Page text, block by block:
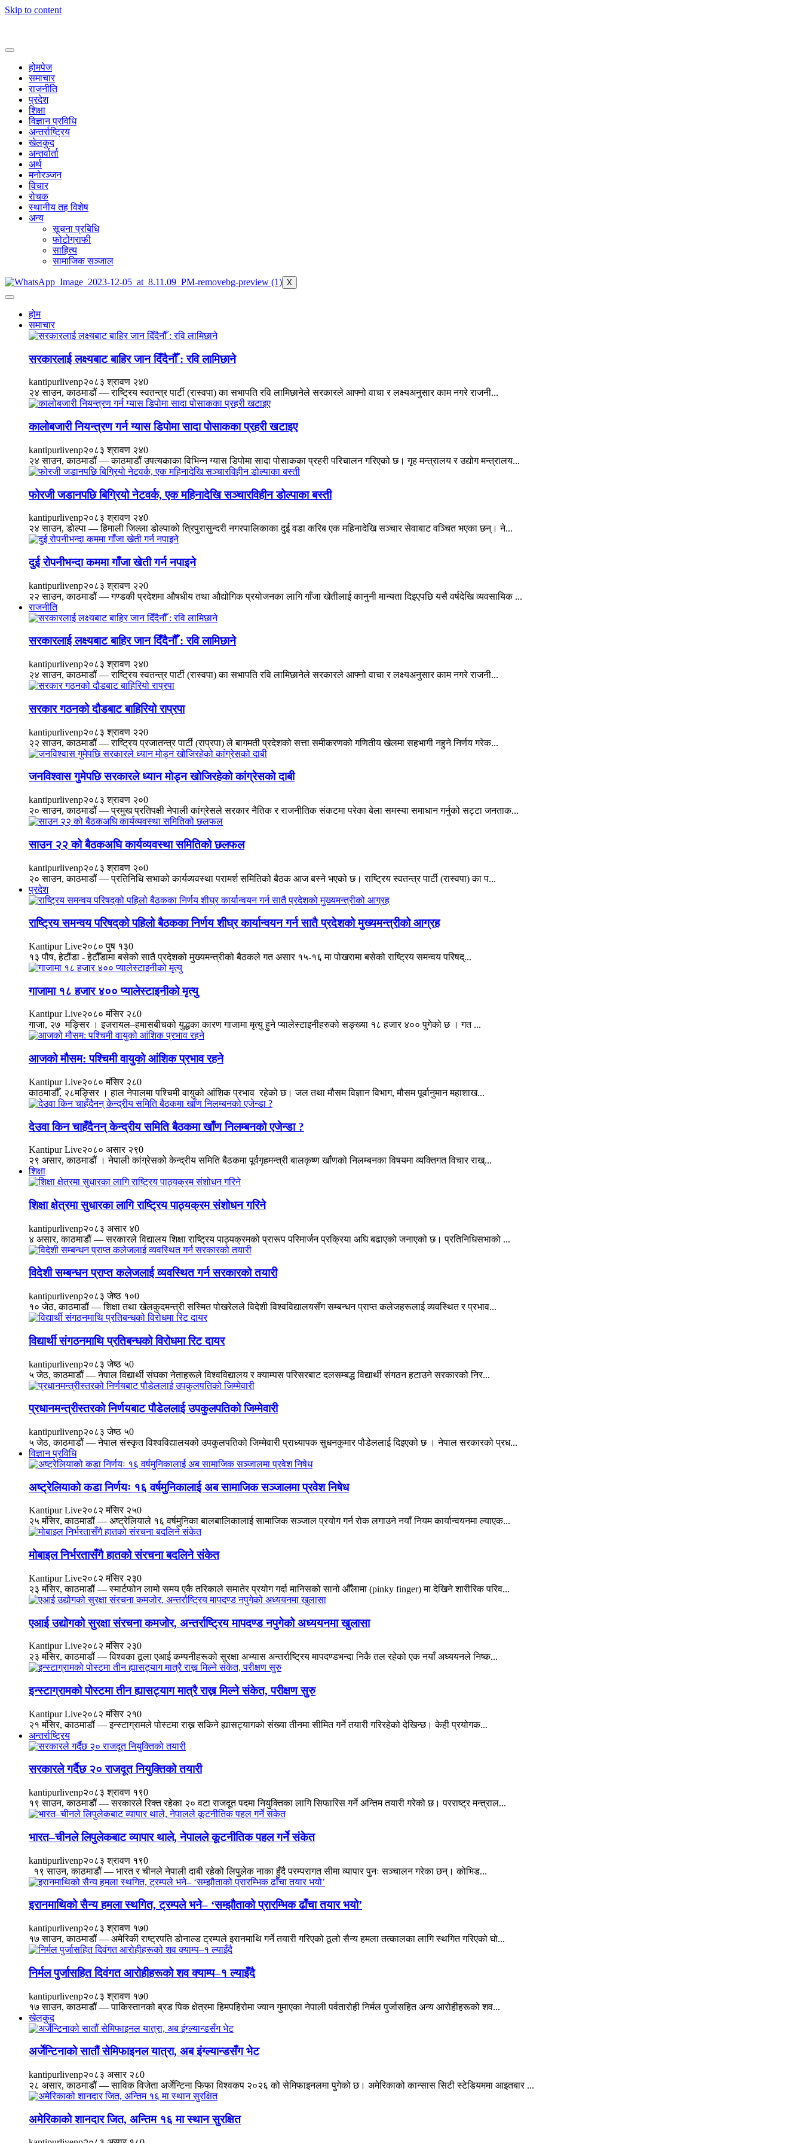
Skip to content
होमपेज
समाचार
राजनीति
प्रदेश
शिक्षा
विज्ञान प्रविधि
अन्तर्राष्ट्रिय
खेलकुद
अन्तर्वार्ता
अर्थ
मनोरञ्जन
विचार
रोचक
स्थानीय तह विशेष
अन्य
सूचना प्रबिधि
फोटोग्राफी
साहित्य
सामाजिक सञ्जाल
X
होम
समाचार
सरकारलाई लक्ष्यबाट बाहिर जान दिँदैनौँ : रवि लामिछाने
kantipurlivenp२०८३ श्रावण २४0
२४ साउन, काठमाडौं — राष्ट्रिय स्वतन्त्र पार्टी (रास्वपा) का सभापति रवि लामिछानेले सरकारले आफ्नो वाचा र लक्ष्यअनुसार काम नगरे राजनी...
कालोबजारी नियन्त्रण गर्न ग्यास डिपोमा सादा पोसाकका प्रहरी खटाइए
kantipurlivenp२०८३ श्रावण २४0
२४ साउन, काठमाडौं — काठमाडौं उपत्यकाका विभिन्न ग्यास डिपोमा सादा पोसाकका प्रहरी परिचालन गरिएको छ। गृह मन्त्रालय र उद्योग मन्त्रालय...
फोरजी जडानपछि बिग्रियो नेटवर्क, एक महिनादेखि सञ्चारविहीन डोल्पाका बस्ती
kantipurlivenp२०८३ श्रावण २४0
२४ साउन, डोल्पा — हिमाली जिल्ला डोल्पाको त्रिपुरासुन्दरी नगरपालिकाका दुई वडा करिब एक महिनादेखि सञ्चार सेवाबाट वञ्चित भएका छन्। ने...
दुई रोपनीभन्दा कममा गाँजा खेती गर्न नपाइने
kantipurlivenp२०८३ श्रावण २२0
२२ साउन, काठमाडौं — गण्डकी प्रदेशमा औषधीय तथा औद्योगिक प्रयोजनका लागि गाँजा खेतीलाई कानुनी मान्यता दिइएपछि यसै वर्षदेखि व्यवसायिक ...
राजनीति
सरकारलाई लक्ष्यबाट बाहिर जान दिँदैनौँ : रवि लामिछाने
kantipurlivenp२०८३ श्रावण २४0
२४ साउन, काठमाडौं — राष्ट्रिय स्वतन्त्र पार्टी (रास्वपा) का सभापति रवि लामिछानेले सरकारले आफ्नो वाचा र लक्ष्यअनुसार काम नगरे राजनी...
सरकार गठनको दौडबाट बाहिरियो राप्रपा
kantipurlivenp२०८३ श्रावण २२0
२२ साउन, काठमाडौं — राष्ट्रिय प्रजातन्त्र पार्टी (राप्रपा) ले बागमती प्रदेशको सत्ता समीकरणको गणितीय खेलमा सहभागी नहुने निर्णय गरेक...
जनविश्वास गुमेपछि सरकारले ध्यान मोड्न खोजिरहेको कांग्रेसको दाबी
kantipurlivenp२०८३ श्रावण २०0
२० साउन, काठमाडौं — प्रमुख प्रतिपक्षी नेपाली कांग्रेसले सरकार नैतिक र राजनीतिक संकटमा परेका बेला समस्या समाधान गर्नुको सट्टा जनताक...
साउन २२ को बैठकअघि कार्यव्यवस्था समितिको छलफल
kantipurlivenp२०८३ श्रावण २०0
२० साउन, काठमाडौं — प्रतिनिधि सभाको कार्यव्यवस्था परामर्श समितिको बैठक आज बस्ने भएको छ। राष्ट्रिय स्वतन्त्र पार्टी (रास्वपा) का प...
प्रदेश
राष्ट्रिय समन्वय परिषद्‌को पहिलो बैठकका निर्णय शीघ्र कार्यान्वयन गर्न सातै प्रदेशको मुख्यमन्त्रीको आग्रह
Kantipur Live२०८० पुष १३0
१३ पौष, हेटौंडा - हेटौँडामा बसेको सातै प्रदेशको मुख्यमन्त्रीको बैठकले गत असार १५-१६ मा पोखरामा बसेको राष्ट्रिय समन्वय परिषद्‌...
गाजामा १८ हजार ४०० प्यालेस्टाइनीको मृत्यु
Kantipur Live२०८० मंसिर २८0
गाजा, २७ मङ्सिर । इजरायल–हमासबीचको युद्धका कारण गाजामा मृत्यु हुने प्यालेस्टाइनीहरुको सङ्ख्या १८ हजार ४०० पुगेको छ । गत ...
आजको मौसम: पश्चिमी वायुको आंशिक प्रभाव रहने
Kantipur Live२०८० मंसिर २८0
काठमाडौँ, २८मङ्सिर । हाल नेपालमा पश्चिमी वायुको आंशिक प्रभाव रहेको छ। जल तथा मौसम विज्ञान विभाग, मौसम पूर्वानुमान महाशाख...
देउवा किन चाहँदैनन् केन्द्रीय समिति बैठकमा खाँण निलम्बनको एजेन्डा ?
Kantipur Live२०८० असार २९0
२९ असार, काठमाडौं । नेपाली कांग्रेसको केन्द्रीय समिति बैठकमा पूर्वगृहमन्त्री बालकृष्ण खाँणको निलम्बनका विषयमा व्यक्तिगत विचार राख्...
शिक्षा
शिक्षा क्षेत्रमा सुधारका लागि राष्ट्रिय पाठ्यक्रम संशोधन गरिने
kantipurlivenp२०८३ असार ४0
४ असार, काठमाडौं — सरकारले विद्यालय शिक्षा राष्ट्रिय पाठ्यक्रमको प्रारूप परिमार्जन प्रक्रिया अघि बढाएको जनाएको छ। प्रतिनिधिसभाको ...
विदेशी सम्बन्धन प्राप्त कलेजलाई व्यवस्थित गर्न सरकारको तयारी
kantipurlivenp२०८३ जेष्ठ १०0
१० जेठ, काठमाडौं — शिक्षा तथा खेलकुदमन्त्री सस्मित पोखरेलले विदेशी विश्वविद्यालयसँग सम्बन्धन प्राप्त कलेजहरूलाई व्यवस्थित र प्रभाव...
विद्यार्थी संगठनमाथि प्रतिबन्धको विरोधमा रिट दायर
kantipurlivenp२०८३ जेष्ठ ५0
५ जेठ, काठमाडौं — नेपाल विद्यार्थी संघका नेताहरूले विश्वविद्यालय र क्याम्पस परिसरबाट दलसम्बद्ध विद्यार्थी संगठन हटाउने सरकारको निर...
प्रधानमन्त्रीस्तरको निर्णयबाट पौडेललाई उपकुलपतिको जिम्मेवारी
kantipurlivenp२०८३ जेष्ठ ५0
५ जेठ, काठमाडौं — नेपाल संस्कृत विश्वविद्यालयको उपकुलपतिको जिम्मेवारी प्राध्यापक सुधनकुमार पौडेललाई दिइएको छ । नेपाल सरकारको प्रध...
विज्ञान प्रविधि
अष्ट्रेलियाको कडा निर्णयः १६ वर्षमुनिकालाई अब सामाजिक सञ्जालमा प्रवेश निषेध
Kantipur Live२०८२ मंसिर २५0
२५ मंसिर, काठमाडौं — अष्ट्रेलियाले १६ वर्षमुनिका बालबालिकालाई सामाजिक सञ्जाल प्रयोग गर्न रोक लगाउने नयाँ नियम कार्यान्वयनमा ल्याएक...
मोबाइल निर्भरतासँगै हातको संरचना बदलिने संकेत
Kantipur Live२०८२ मंसिर २३0
२३ मंसिर, काठमाडौं — स्मार्टफोन लामो समय एकै तरिकाले समातेर प्रयोग गर्दा मानिसको सानो औँलामा (pinky finger) मा देखिने शारीरिक परिव...
एआई उद्योगको सुरक्षा संरचना कमजोर, अन्तर्राष्ट्रिय मापदण्ड नपुगेको अध्ययनमा खुलासा
Kantipur Live२०८२ मंसिर २३0
२३ मंसिर, काठमाडौं — विश्वका ठूला एआई कम्पनीहरूको सुरक्षा अभ्यास अन्तर्राष्ट्रिय मापदण्डभन्दा निकै तल रहेको एक नयाँ अध्ययनले निष्क...
इन्स्टाग्रामको पोस्टमा तीन ह्यासट्याग मात्रै राख्न मिल्ने संकेत, परीक्षण सुरु
Kantipur Live२०८२ मंसिर २१0
२१ मंसिर, काठमाडौं — इन्स्टाग्रामले पोस्टमा राख्न सकिने ह्यासट्यागको संख्या तीनमा सीमित गर्ने तयारी गरिरहेको देखिन्छ। केही प्रयोगक...
अन्तर्राष्ट्रिय
सरकारले गर्दैछ २० राजदूत नियुक्तिको तयारी
kantipurlivenp२०८३ श्रावण १९0
१९ साउन, काठमाडौं — सरकारले रिक्त रहेका २० वटा राजदूत पदमा नियुक्तिका लागि सिफारिस गर्ने अन्तिम तयारी गरेको छ। परराष्ट्र मन्त्राल...
भारत–चीनले लिपुलेकबाट व्यापार थाले, नेपालले कूटनीतिक पहल गर्ने संकेत
kantipurlivenp२०८३ श्रावण १९0
१९ साउन, काठमाडौं — भारत र चीनले नेपाली दाबी रहेको लिपुलेक नाका हुँदै परम्परागत सीमा व्यापार पुनः सञ्चालन गरेका छन्। कोभिड...
इरानमाथिको सैन्य हमला स्थगित, ट्रम्पले भने– ‘सम्झौताको प्रारम्भिक ढाँचा तयार भयो’
kantipurlivenp२०८३ श्रावण १७0
१७ साउन, काठमाडौं — अमेरिकी राष्ट्रपति डोनाल्ड ट्रम्पले इरानमाथि गर्ने तयारी गरिएको ठूलो सैन्य हमला तत्कालका लागि स्थगित गरिएको घो...
निर्मल पुर्जासहित दिवंगत आरोहीहरूको शव क्याम्प–१ ल्याइँदै
kantipurlivenp२०८३ श्रावण १७0
१७ साउन, काठमाडौं — पाकिस्तानको ब्रड पिक क्षेत्रमा हिमपहिरोमा ज्यान गुमाएका नेपाली पर्वतारोही निर्मल पुर्जासहित अन्य आरोहीहरूको शव...
खेलकुद
अर्जेन्टिनाको सातौं सेमिफाइनल यात्रा, अब इंग्ल्यान्डसँग भेट
kantipurlivenp२०८३ असार २८0
२८ असार, काठमाडौं — साविक विजेता अर्जेन्टिना फिफा विश्वकप २०२६ को सेमिफाइनलमा पुगेको छ। अमेरिकाको कान्सास सिटी स्टेडियममा आइतबार ...
अमेरिकाको शानदार जित, अन्तिम १६ मा स्थान सुरक्षित